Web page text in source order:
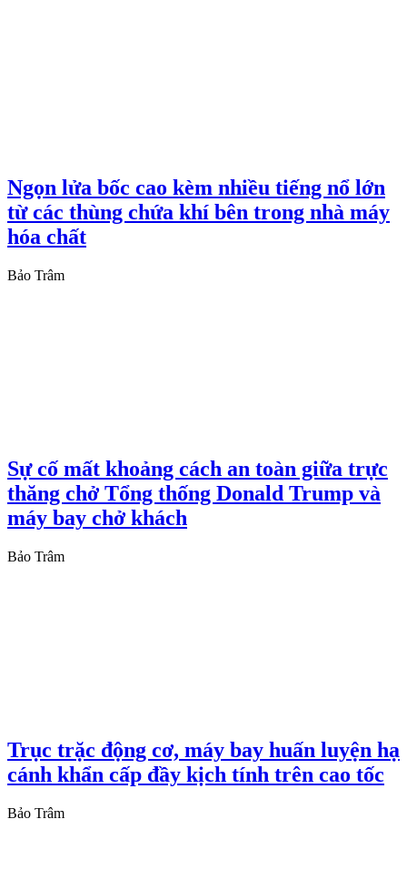
Ngọn lửa bốc cao kèm nhiều tiếng nổ lớn
từ các thùng chứa khí bên trong nhà máy
hóa chất
Bảo Trâm
Sự cố mất khoảng cách an toàn giữa trực
thăng chở Tổng thống Donald Trump và
máy bay chở khách
Bảo Trâm
Trục trặc động cơ, máy bay huấn luyện hạ
cánh khẩn cấp đầy kịch tính trên cao tốc
Bảo Trâm